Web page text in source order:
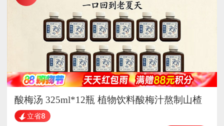
酸梅汤 325ml*12瓶 植物饮料酸梅汁熬制山楂
乌梅汁饮品
立省8